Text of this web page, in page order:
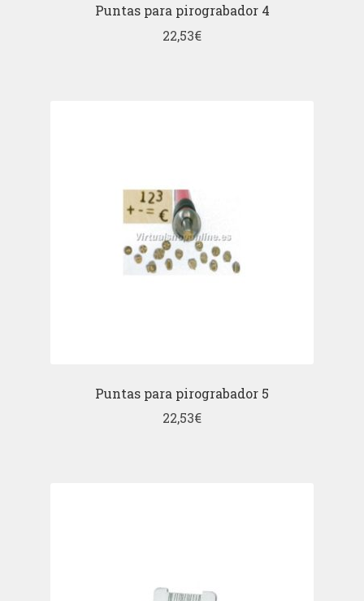
Puntas para pirograbador 4
22,53€
Puntas para pirograbador 5
22,53€